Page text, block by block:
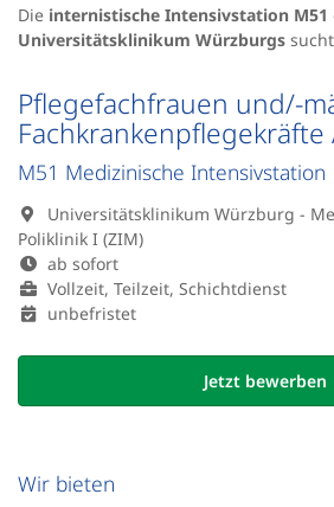
Pflegefachfrauen und/-
M51 Medizinische Intensivstation
Universitätsklinikum Würzburg -
Poliklinik I (ZIM)
ab sofort
Vollzeit, Teilzeit, Schichtdienst
unbefristet
Jetzt bewerben
Die internistische Intensivstation M51
Universitätsklinikum Würzburgs sucht
Wir bieten